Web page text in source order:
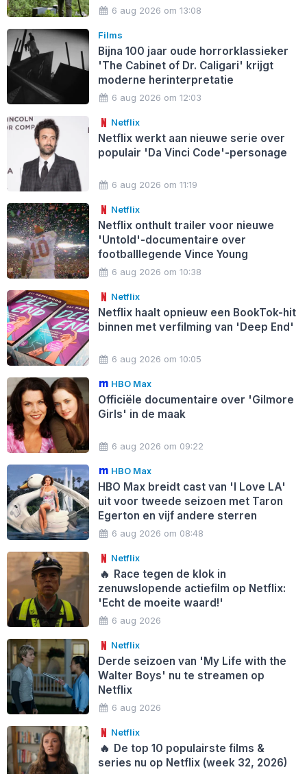
6 aug 2026 om 13:08
Films
Bijna 100 jaar oude horrorklassieker
'The Cabinet of Dr. Caligari' krijgt
moderne herinterpretatie
6 aug 2026 om 12:03
Netflix
Netflix werkt aan nieuwe serie over
populair 'Da Vinci Code'-personage
6 aug 2026 om 11:19
Netflix
Netflix onthult trailer voor nieuwe
'Untold'-documentaire over
footballlegende Vince Young
6 aug 2026 om 10:38
Netflix
Netflix haalt opnieuw een BookTok-hit
binnen met verfilming van 'Deep End'
6 aug 2026 om 10:05
HBO Max
Officiële documentaire over 'Gilmore
Girls' in de maak
6 aug 2026 om 09:22
HBO Max
HBO Max breidt cast van 'I Love LA'
uit voor tweede seizoen met Taron
Egerton en vijf andere sterren
6 aug 2026 om 08:48
Netflix
🔥 Race tegen de klok in
zenuwslopende actiefilm op Netflix:
'Echt de moeite waard!'
6 aug 2026
Netflix
Derde seizoen van 'My Life with the
Walter Boys' nu te streamen op
Netflix
6 aug 2026
Netflix
🔥 De top 10 populairste films &
series nu op Netflix (week 32, 2026)